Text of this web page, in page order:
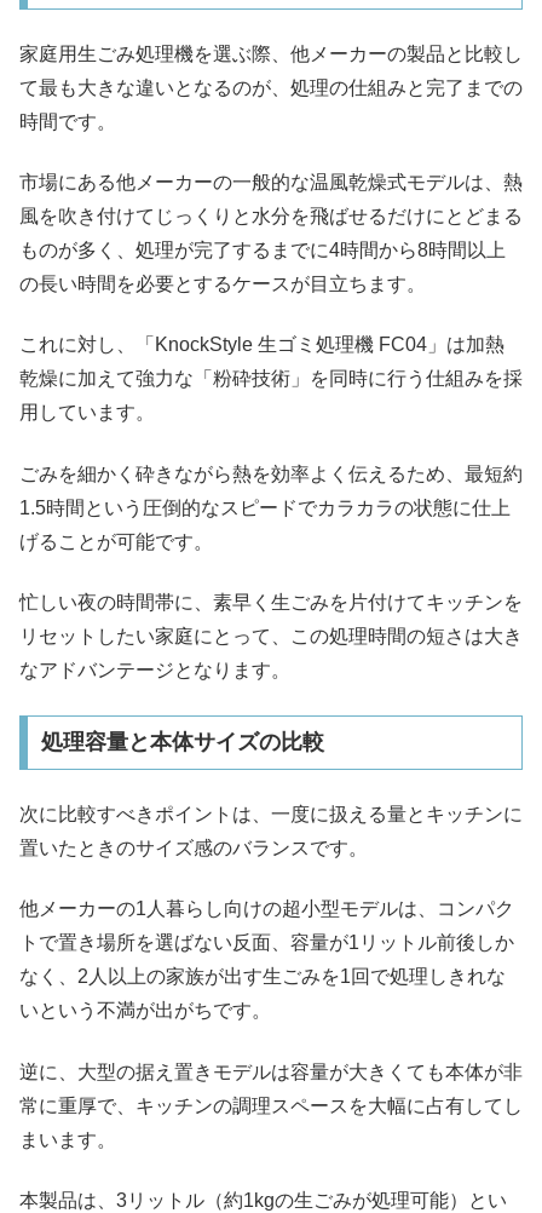
家庭用生ごみ処理機を選ぶ際、他メーカーの製品と比較し
て最も大きな違いとなるのが、処理の仕組みと完了までの
時間です。
市場にある他メーカーの一般的な温風乾燥式モデルは、熱
風を吹き付けてじっくりと水分を飛ばせるだけにとどまる
ものが多く、処理が完了するまでに4時間から8時間以上
の長い時間を必要とするケースが目立ちます。
これに対し、「KnockStyle 生ゴミ処理機 FC04」は加熱
乾燥に加えて強力な「粉砕技術」を同時に行う仕組みを採
用しています。
ごみを細かく砕きながら熱を効率よく伝えるため、最短約
1.5時間という圧倒的なスピードでカラカラの状態に仕上
げることが可能です。
忙しい夜の時間帯に、素早く生ごみを片付けてキッチンを
リセットしたい家庭にとって、この処理時間の短さは大き
なアドバンテージとなります。
処理容量と本体サイズの比較
次に比較すべきポイントは、一度に扱える量とキッチンに
置いたときのサイズ感のバランスです。
他メーカーの1人暮らし向けの超小型モデルは、コンパク
トで置き場所を選ばない反面、容量が1リットル前後しか
なく、2人以上の家族が出す生ごみを1回で処理しきれな
いという不満が出がちです。
逆に、大型の据え置きモデルは容量が大きくても本体が非
常に重厚で、キッチンの調理スペースを大幅に占有してし
まいます。
本製品は、3リットル（約1kgの生ごみが処理可能）とい